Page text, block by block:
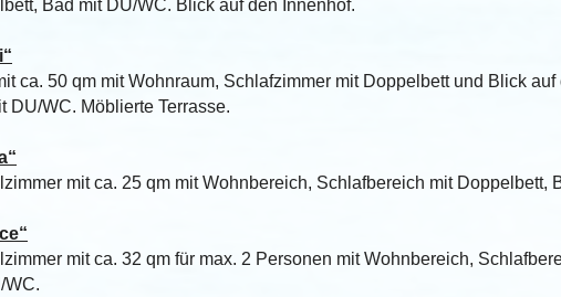
Bad mit DU/WC. Blick auf den Innenhof.
ca. 50 qm mit Wohnraum, Schlafzimmer mit Doppelbett und Blick auf
DU/WC. Möblierte Terrasse.
mit ca. 25 qm mit Wohnbereich, Schlafbereich mit Doppelbett,
mit ca. 32 qm für max. 2 Personen mit Wohnbereich,
WC.